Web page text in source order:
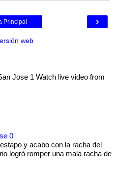
›
Principal
web
Jose 1 Watch live video from
0
y acabo con la racha del
logró romper una mala racha de